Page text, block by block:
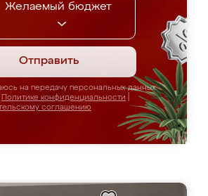
Желаемый бюджет
Отправить
на передачу персональных данных
Политике конфиденциальности
соглашению